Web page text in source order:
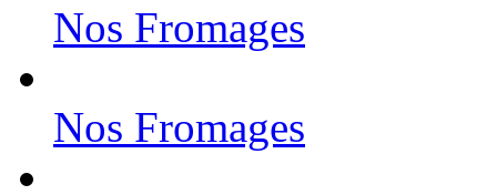
Nos Fromages
Nos Fromages